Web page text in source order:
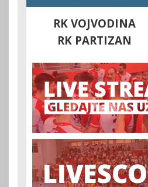
RK VOJVODINA
RK PARTIZAN